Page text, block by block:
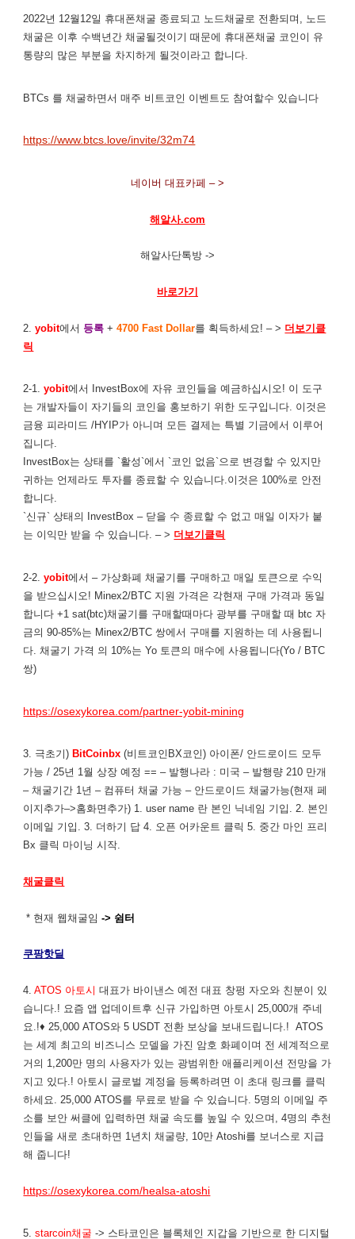
2022년 12월12일 휴대폰채굴 종료되고 노드채굴로 전환되며, 노드
채굴은 이후 수백년간 채굴될것이기 때문에 휴대폰채굴 코인이 유
통량의 많은 부분을 차지하게 될것이라고 합니다.
BTCs 를 채굴하면서 매주 비트코인 이벤트도 참여할수 있습니다
https://www.btcs.love/invite/32m74
네이버 대표카페 – >
해알사.com
해알사단톡방 ->
바로가기
2.yobit에서 등록 +4700 Fast Dollar를 획득하세요! – > 더보기클
릭
2-1.yobit에서 InvestBox에 자유 코인들을 예금하십시오! 이 도구
는 개발자들이 자기들의 코인을 홍보하기 위한 도구입니다. 이것은
금융 피라미드 /HYIP가 아니며 모든 결제는 특별 기금에서 이루어
집니다.
InvestBox는 상태를 `활성`에서 `코인 없음`으로 변경할 수 있지만
귀하는 언제라도 투자를 종료할 수 있습니다.이것은 100%로 안전
합니다.
`신규` 상태의 InvestBox – 닫을 수 종료할 수 없고 매일 이자가 붙
는 이익만 받을 수 있습니다. – > 더보기클릭
2-2.yobit에서 – 가상화폐 채굴기를 구매하고 매일 토큰으로 수익
을 받으십시오! Minex2/BTC 지원 가격은 각현재 구매 가격과 동일
합니다 +1 sat(btc)채굴기를 구매할때마다 광부를 구매할 때 btc 자
금의 90-85%는 Minex2/BTC 쌍에서 구매를 지원하는 데 사용됩니
다. 채굴기 가격 의 10%는 Yo 토큰의 매수에 사용됩니다(Yo / BTC
쌍)
https://osexykorea.com/partner-yobit-mining
3. 극초기) BitCoinbx (비트코인BX코인) 아이폰/ 안드로이드 모두
가능 / 25년 1월 상장 예정 == – 발행나라 : 미국 – 발행량 210 만개
– 채굴기간 1년 – 컴퓨터 채굴 가능 – 안드로이드 채굴가능(현재 페
이지추가–>홈화면추가) 1. user name 란 본인 닉네임 기입. 2. 본인
이메일 기입. 3. 더하기 답 4. 오픈 어카운트 클릭 5. 중간 마인 프리
Bx 클릭 마이닝 시작.
채굴클릭
* 현재 웹채굴임 -> 쉼터
쿠팡핫딜
4.ATOS 아토시 대표가 바이낸스 예전 대표 창펑 자오와 친분이 있
습니다.! 요즘 앱 업데이트후 신규 가입하면 아토시 25,000개 주네
요.!♦ 25,000 ATOS와 5 USDT 전환 보상을 보내드립니다.! ATOS
는 세계 최고의 비즈니스 모델을 가진 암호 화폐이며 전 세계적으로
거의 1,200만 명의 사용자가 있는 광범위한 애플리케이션 전망을 가
지고 있다.! 아토시 글로벌 계정을 등록하려면 이 초대 링크를 클릭
하세요. 25,000 ATOS를 무료로 받을 수 있습니다. 5명의 이메일 주
소를 보안 써클에 입력하면 채굴 속도를 높일 수 있으며, 4명의 추천
인들을 새로 초대하면 1년치 채굴량, 10만 Atoshi를 보너스로 지급
해 줍니다!
https://osexykorea.com/healsa-atoshi
5.starcoin채굴 -> 스타코인은 블록체인 지갑을 기반으로 한 디지털